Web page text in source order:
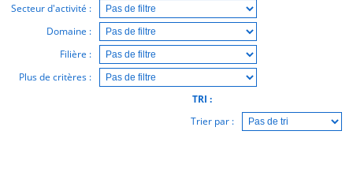
Secteur d'activité :
Domaine :
Filière :
Plus de critères :
TRI :
Trier par :